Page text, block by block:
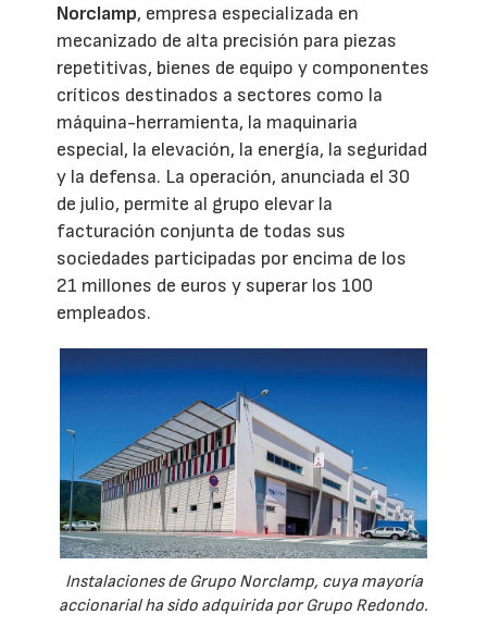
Norclamp, empresa especializada en
mecanizado de alta precisión para piezas
repetitivas, bienes de equipo y componentes
críticos destinados a sectores como la
máquina-herramienta, la maquinaria
especial, la elevación, la energía, la seguridad
y la defensa. La operación, anunciada el 30
de julio, permite al grupo elevar la
facturación conjunta de todas sus
sociedades participadas por encima de los
21 millones de euros y superar los 100
empleados.
Instalaciones de Grupo Norclamp, cuya mayoría
accionarial ha sido adquirida por Grupo Redondo.